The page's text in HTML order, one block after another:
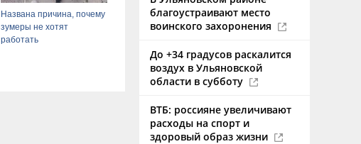
Названа причина, почему
зумеры не хотят
работать
благоустраивают место
воинского захоронения
До +34 градусов раскалится
воздух в Ульяновской
области в субботу
ВТБ: россияне увеличивают
расходы на спорт и
здоровый образ жизни